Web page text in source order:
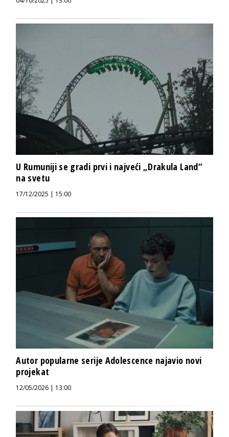
U Rumuniji se gradi prvi i najveći „Drakula Land“
na svetu
17/12/2025 | 15:00
Autor popularne serije Adolescence najavio novi
projekat
12/05/2026 | 13:00